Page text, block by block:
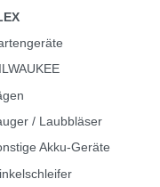
/ Laubbläser
Akku-Geräte